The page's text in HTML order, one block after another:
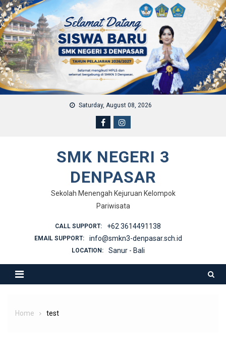
Skip to content
Saturday, August 08, 2026
SMK NEGERI 3
DENPASAR
Sekolah Menengah Kejuruan Kelompok
Pariwisata
CALL SUPPORT: +62 3614491138
EMAIL SUPPORT: info@smkn3-denpasar.sch.id
LOCATION: Sanur - Bali
Home test